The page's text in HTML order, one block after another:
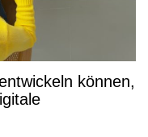
können,